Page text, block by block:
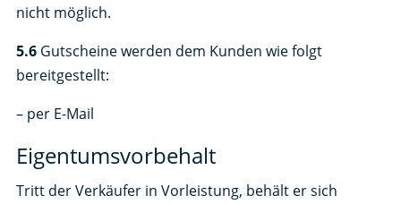
nicht möglich.
5.6Gutscheine werden dem Kunden wie folgt
bereitgestellt:
– per E-Mail
Eigentumsvorbehalt
Tritt der Verkäufer in Vorleistung, behält er sich